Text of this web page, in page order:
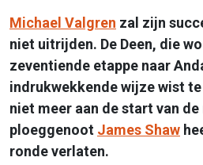
Michael Valgren zal zijn
niet uitrijden. De Deen, die
zeventiende etappe naar
indrukwekkende wijze wist
niet meer aan de start van
ploeggenoot James Shaw
ronde verlaten.